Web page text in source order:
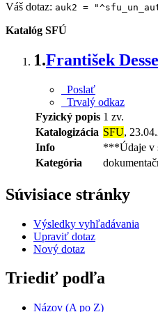
Váš dotaz: auk2 =
Katalóg SFÚ
1.František
Poslať
Trvalý odkaz
Fyzický popis 1 zv.
Katalogizácia SFU,
Info
***Údaje v
Kategória
Súvisiace stránky
Výsledky vyhľadávania
Upraviť dotaz
Nový dotaz
Triediť podľa
Názov (A po Z)